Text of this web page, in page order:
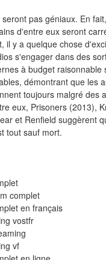
pas géniaux. En
d'entre eux seront
il y a quelque chose
s'engager dans des
à budget raisonnable
démontrant que les
toujours malgré des
eux, Prisoners (2013),
et Renfield suggèrent
tout sauf mort.
complet
en français
vostfr
vf